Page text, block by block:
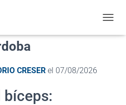
A
| Tratamiento
CRESER el 07/08/2026